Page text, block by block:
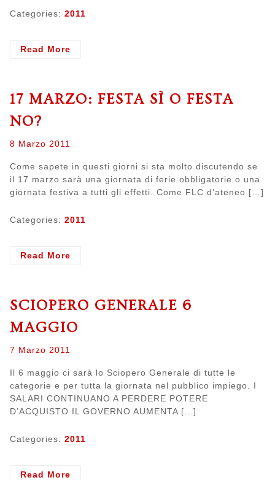
Categories: 2011
Read More
di
17 MARZO: FESTA SÌ O FESTA
NO?
Posted
8 Marzo 2011
Come sapete in questi giorni si sta molto discutendo se
il 17 marzo sarà una giornata di ferie obbligatorie o una
giornata festiva a tutti gli effetti. Come FLC d’ateneo […]
Categories: 2011
Read More
o
no?
SCIOPERO GENERALE 6
MAGGIO
Posted
7 Marzo 2011
Il 6 maggio ci sarà lo Sciopero Generale di tutte le
categorie e per tutta la giornata nel pubblico impiego. I
SALARI CONTINUANO A PERDERE POTERE
D’ACQUISTO IL GOVERNO AUMENTA […]
Categories: 2011
Read More